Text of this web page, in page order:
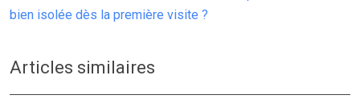
bien isolée dès la première visite ?
Articles similaires